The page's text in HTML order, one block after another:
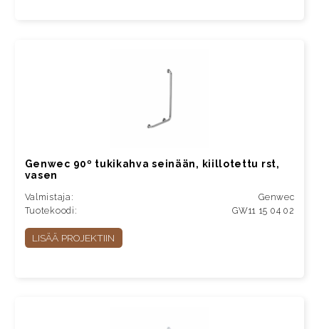
Genwec 90º tukikahva seinään, kiillotettu rst,
vasen
Valmistaja:
Genwec
Tuotekoodi:
GW11 15 04 02
LISÄÄ PROJEKTIIN